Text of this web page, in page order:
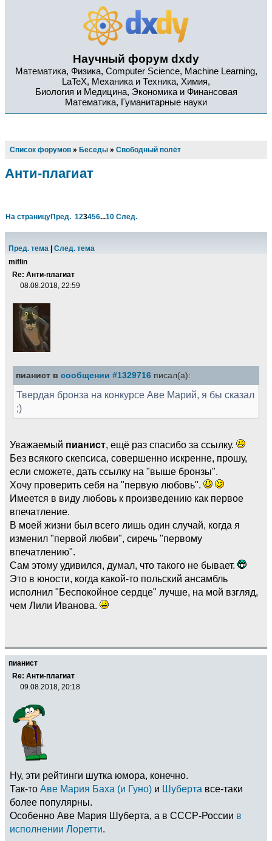
Научный форум dxdy
Математика, Физика, Computer Science, Machine Learning,
LaTeX, Механика и Техника, Химия,
Биология и Медицина, Экономика и Финансовая
Математика, Гуманитарные науки
Список форумов » Беседы » Свободный полёт
Анти-плагиат
На страницуПред. 123456...10 След.
Пред. тема
След. тема
miflin
Re: Анти-плагиат
08.08.2018, 22:59
пианист в сообщении #1329716 писал(а):
Твердая бронза на конкурсе Аве Марий, я бы сказал
;)
Уважаемый пианист, ещё раз спасибо за ссылку.
Без всякого скепсиса, совершенно искренне, прошу,
если сможете, дать ссылку на "выше бронзы".
Хочу проверить себя на "первую любовь".
Имеется в виду любовь к произведению как первое
впечатление.
В моей жизни был всего лишь один случай, когда я
изменил "первой любви", сиречь "первому
впечатлению".
Сам этому удивился, думал, что такого не бывает.
Это в юности, когда какой-то польский ансамбль
исполнил "Беспокойное сердце" лучше, на мой взгляд,
чем Лили Иванова.
пианист
Re: Анти-плагиат
09.08.2018, 20:18
Ну, эти рейтинги шутка юмора, конечно.
Так-то Аве Мария Баха (и Гуно) и Шуберта все-таки
более популярны.
Особенно Аве Мария Шуберта, а в СССР-России в
исполнении Лоретти.